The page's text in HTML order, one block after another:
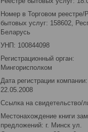
Номер в Торговом реестре/
бытовых услуг: 158602,
Беларусь
УНП: 100844098
Регистрационный орган:
Мингорисполком
Дата регистрации компании:
22.05.2008
Ссылка на свидетельство/
Местонахождение книги
предложений: г. Минск ул.